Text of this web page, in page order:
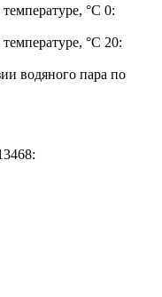
°C 0:
°C 20:
водяного пара по